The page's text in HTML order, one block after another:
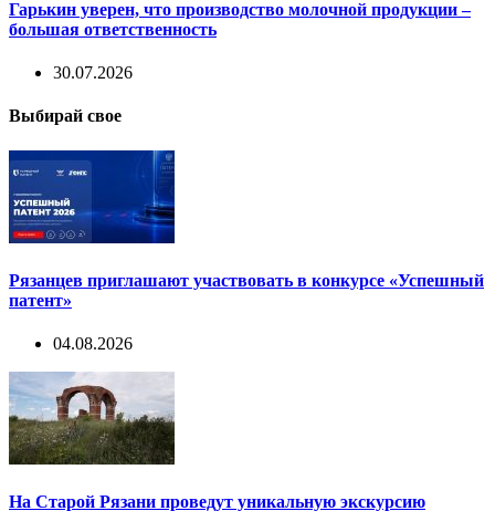
Гарькин уверен, что производство молочной продукции –
большая ответственность
30.07.2026
Выбирай свое
Рязанцев приглашают участвовать в конкурсе «Успешный
патент»
04.08.2026
На Старой Рязани проведут уникальную экскурсию